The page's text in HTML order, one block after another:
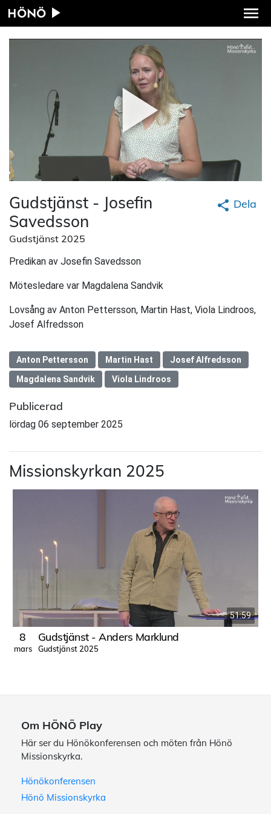
HÖNÖ
Dela
Gudstjänst - Josefin
Savedsson
Gudstjänst 2025
Predikan av Josefin Savedsson
Mötesledare var Magdalena Sandvik
Lovsång av Anton Pettersson, Martin Hast, Viola Lindroos,
Josef Alfredsson
Anton Pettersson Martin Hast
Josef Alfredsson
Magdalena Sandvik
Viola Lindroos
Publicerad
lördag 06 september 2025
Missionskyrkan 2025
51:59
8
mars
Gudstjänst - Anders Marklund
Gudstjänst 2025
Om HÖNÖ Play
Här ser du Hönökonferensen och möten från Hönö
Missionskyrka.
Hönökonferensen
Hönö Missionskyrka